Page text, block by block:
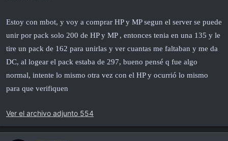
Estoy con mbot, y voy a comprar HP y MP segun el server se puede
unir por pack solo 200 de HP y MP , entonces tenia en una 135 y le
tire un pack de 162 para unirlas y ver cuantas me faltaban y me da
DC, al logear el pack estaba de 297, bueno pensé q fue algo
normal, intente lo mismo otra vez con el HP y ocurrió lo mismo
para que verifiquen
Ver el archivo adjunto 554